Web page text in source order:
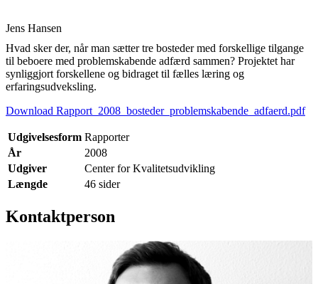
Jens Hansen
Hvad sker der, når man sætter tre bosteder med forskellige tilgange
til beboere med problemskabende adfærd sammen? Projektet har
synliggjort forskellene og bidraget til fælles læring og
erfaringsudveksling.
Download Rapport_2008_bosteder_problemskabende_adfaerd.pdf
Udgivelsesform Rapporter
År
2008
Udgiver
Center for Kvalitetsudvikling
Længde
46 sider
Kontaktperson